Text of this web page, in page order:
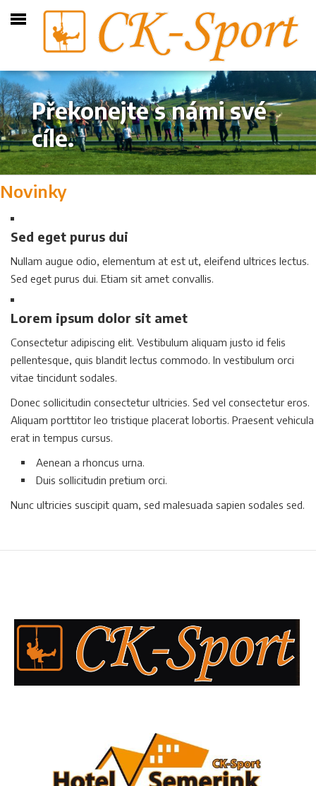
Překonejte s námi své
cíle.
Novinky
Sed eget purus dui
Nullam augue odio, elementum at est ut, eleifend ultrices lectus.
Sed eget purus dui. Etiam sit amet convallis.
Lorem ipsum dolor sit amet
Consectetur adipiscing elit. Vestibulum aliquam justo id felis
pellentesque, quis blandit lectus commodo. In vestibulum orci
vitae tincidunt sodales.
Donec sollicitudin consectetur ultricies. Sed vel consectetur eros.
Aliquam porttitor leo tristique placerat lobortis. Praesent vehicula
erat in tempus cursus.
Aenean a rhoncus urna.
Duis sollicitudin pretium orci.
Nunc ultricies suscipit quam, sed malesuada sapien sodales sed.